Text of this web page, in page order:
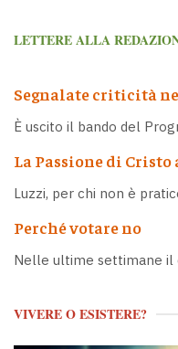
LETTERE ALLA
Segnalate criticità
È uscito il bando del
La Passione di Cristo
Luzzi, per chi non è
Perché votare no
Nelle ultime settimane il
VIVERE O ESISTERE?